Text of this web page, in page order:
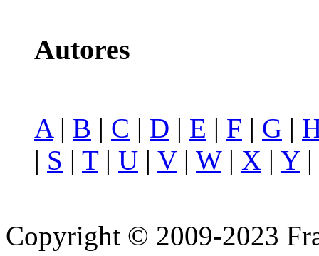
Autores
A| B | C | D | E | F | G |
| S | T| U | V| W| X | Y|
Copyright © 2009-2023